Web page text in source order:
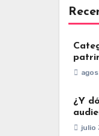
¿Y
julio